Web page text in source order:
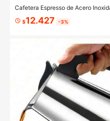
Cafetera Espresso de Acero
as 100-600ml Cafetera Moka
amping
$12.427 -3%